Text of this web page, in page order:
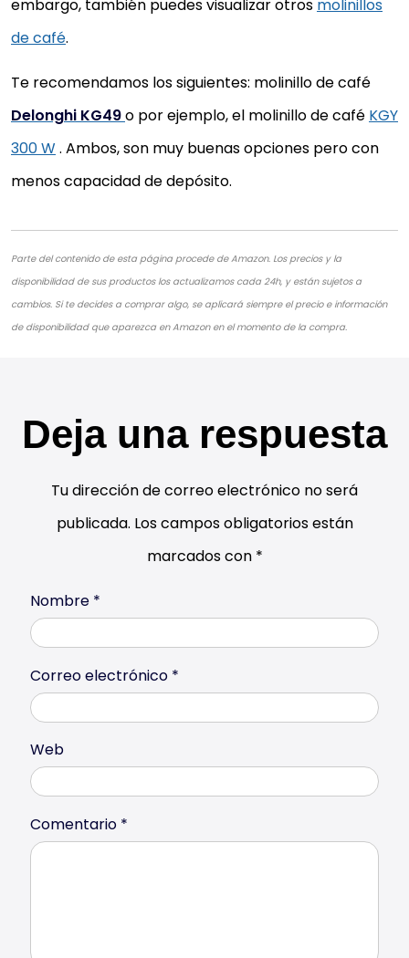
embargo, también puedes visualizar otros molinillos
de café.
Te recomendamos los siguientes: molinillo de café
Delonghi KG49o por ejemplo, el molinillo de café KGY
300 W. Ambos, son muy buenas opciones pero con
menos capacidad de depósito.
Parte del contenido de esta página procede de Amazon. Los precios y la
disponibilidad de sus productos los actualizamos cada 24h, y están sujetos a
cambios. Si te decides a comprar algo, se aplicará siempre el precio e información
de disponibilidad que aparezca en Amazon en el momento de la compra.
Deja una respuesta
Tu dirección de correo electrónico no será
publicada. Los campos obligatorios están
marcados con *
Comentario *
Nombre *
Correo electrónico *
Web